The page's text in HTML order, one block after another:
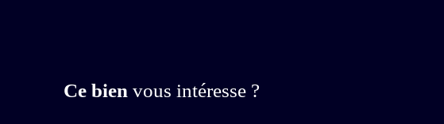
Ce bien vous intéresse ?